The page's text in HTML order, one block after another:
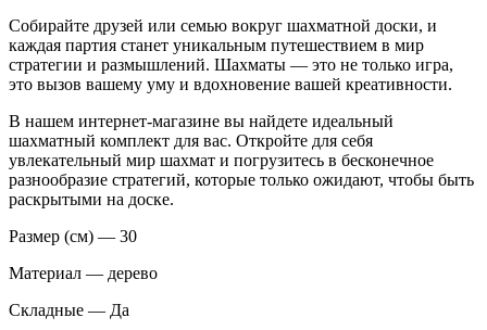
Собирайте друзей или семью вокруг шахматной доски, и
каждая партия станет уникальным путешествием в мир
стратегии и размышлений. Шахматы — это не только игра,
это вызов вашему уму и вдохновение вашей креативности.
В нашем интернет-магазине вы найдете идеальный
шахматный комплект для вас. Откройте для себя
увлекательный мир шахмат и погрузитесь в бесконечное
разнообразие стратегий, которые только ожидают, чтобы быть
раскрытыми на доске.
Размер (см) — 30
Материал — дерево
Складные — Да